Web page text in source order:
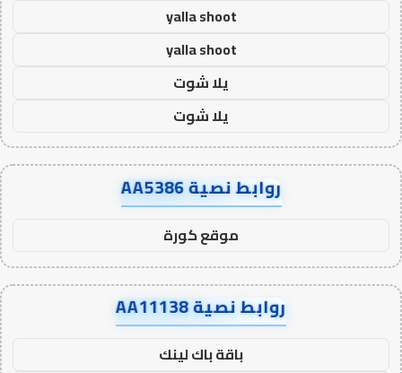
yalla shoot
yalla shoot
يلا شوت
يلا شوت
روابط نصية AA5386
موقع كورة
روابط نصية AA11138
باقة باك لينك